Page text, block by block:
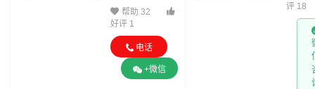
帮助 32
好评 1
电话
+微信
评 18